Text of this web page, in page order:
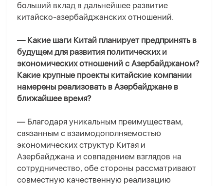
больший вклад в дальнейшее развитие
китайско-азербайджанских отношений.
— Какие шаги Китай планирует предпринять в
будущем для развития политических и
экономических отношений с Азербайджаном?
Какие крупные проекты китайские компании
намерены реализовать в Азербайджане в
ближайшее время?
— Благодаря уникальным преимуществам,
связанным с взаимодополняемостью
экономических структур Китая и
Азербайджана и совпадением взглядов на
сотрудничество, обе стороны рассматривают
совместную качественную реализацию